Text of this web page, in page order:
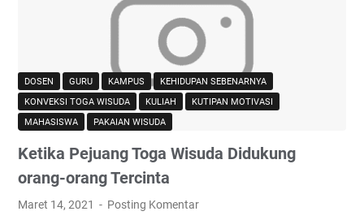
DOSEN GURU KAMPUS
KEHIDUPAN SEBENARNYA
KONVEKSI TOGA WISUDA
KULIAH
KUTIPAN MOTIVASI
MAHASISWA
PAKAIAN WISUDA
Ketika Pejuang Toga Wisuda Didukung
orang-orang Tercinta
Maret 14, 2021 Posting Komentar